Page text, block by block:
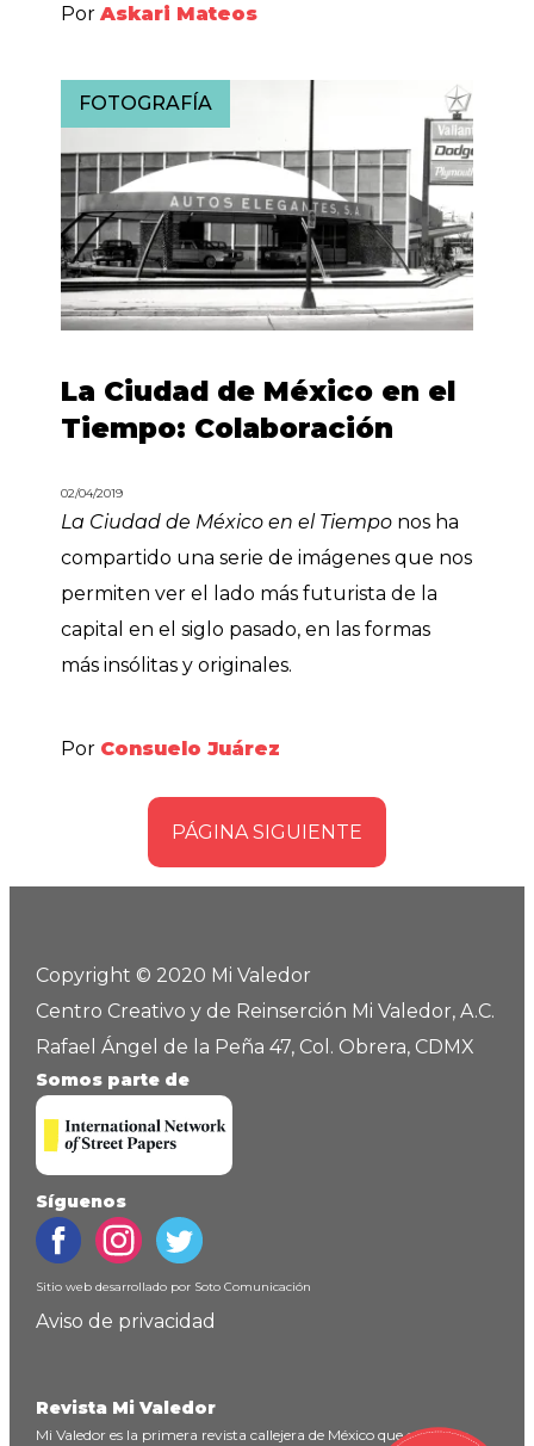
PorAskari Mateos
FOTOGRAFÍA
La Ciudad de México en el
Tiempo: Colaboración
02/04/2019
La Ciudad de México en el Tiempo nos ha
compartido una serie de imágenes que nos
permiten ver el lado más futurista de la
capital en el siglo pasado, en las formas
más insólitas y originales.
Por Consuelo Juárez
PÁGINA SIGUIENTE
Copyright © 2020 Mi Valedor
Centro Creativo y de Reinserción Mi Valedor, A.C.
Rafael Ángel de la Peña 47, Col. Obrera, CDMX
Somos parte de
Síguenos
Sitio web desarrollado por Soto Comunicación
Aviso de privacidad
Revista Mi Valedor
Mi Valedor es la primera revista callejera de México que ofrece un